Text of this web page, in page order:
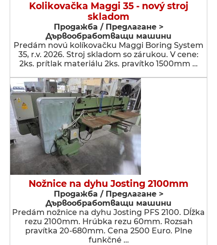
Kolikovačka Maggi 35 - nový stroj
skladom
Продажба / Предлагане >
Дървообработващи машини
Predám novú kolíkovačku Maggi Boring System
35, r.v. 2026. Stroj skladom so zárukou. V cene:
2ks. prítlak materiálu 2ks. pravítko 1500mm …
Nožnice na dyhu Josting 2100mm
Продажба / Предлагане >
Дървообработващи машини
Predám nožnice na dyhu Josting PFS 2100. Dĺžka
rezu 2100mm. Hrúbka rezu 60mm. Rozsah
pravítka 20-680mm. Cena 2500 Euro. Plne
funkčné …